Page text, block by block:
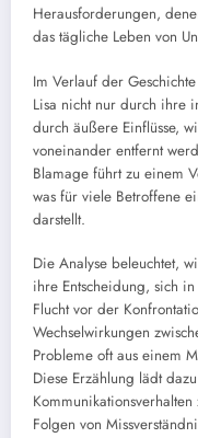
Herausforderungen,
das tägliche Leben von
Im Verlauf der
Lisa nicht nur durch ihre
durch äußere Einflüsse,
voneinander entfernt
Blamage führt zu einem
was für viele Betroffene
darstellt.
Die Analyse beleuchtet,
ihre Entscheidung, sich
Flucht vor der
Wechselwirkungen
Probleme oft aus einem
Diese Erzählung lädt
Folgen von